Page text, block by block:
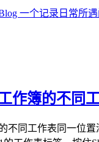
一个记录日常所
作簿的不同
不同工作表同一位